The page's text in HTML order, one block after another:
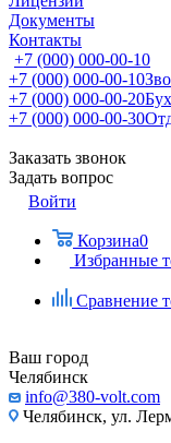
Документы
Контакты
+7 (000) 000-00-10
+7 (000) 000-00-10
+7 (000) 000-00-20
+7 (000) 000-00-30
Заказать звонок
Задать вопрос
Войти
Корзина0
Избранные
Сравнение
Ваш город
Челябинск
info@380-volt.com
Челябинск, ул.